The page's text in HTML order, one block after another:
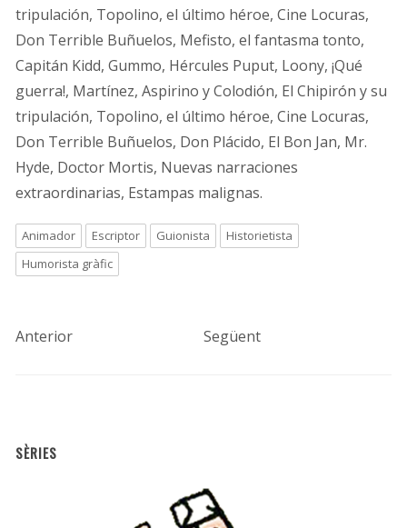
tripulación, Topolino, el último héroe, Cine Locuras,
Don Terrible Buñuelos, Mefisto, el fantasma tonto,
Capitán Kidd, Gummo, Hércules Puput, Loony, ¡Qué
guerra!, Martínez, Aspirino y Colodión, El Chipirón y su
tripulación, Topolino, el último héroe, Cine Locuras,
Don Terrible Buñuelos, Don Plácido, El Bon Jan, Mr.
Hyde, Doctor Mortis, Nuevas narraciones
extraordinarias, Estampas malignas.
Animador Escriptor Guionista
Historietista
Humorista gràfic
Anterior Següent
SÈRIES